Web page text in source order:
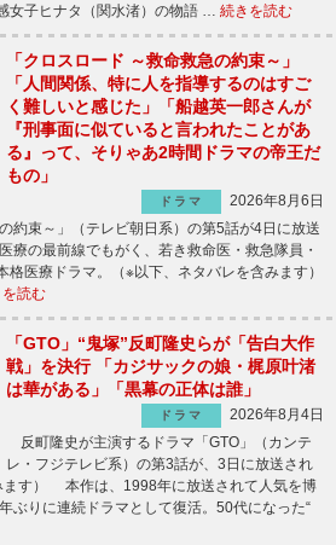
女子ヒナタ（関水渚）の物語 … 続きを読む
「クロスロード ～救命救急の約束～」
「人間関係、特に人を指導するのはすご
く難しいと感じた」「船越英一郎さんが
『刑事面に似ていると言われたことがあ
る』って、そりゃあ2時間ドラマの帝王だ
もの」
ドラマ
2026年8月6日
約束～」（テレビ朝日系）の第5話が4日に放送
の最前線でもがく、若き救命医・救急隊員・
医療ドラマ。（※以下、ネタバレを含みます）
読む
「GTO」“鬼塚”反町隆史らが「告白大作
戦」を決行 「カジサックの娘・梶原叶渚
は華がある」「黒幕の正体は誰」
ドラマ
2026年8月4日
反町隆史が主演するドラマ「GTO」（カンテ
レ・フジテレビ系）の第3話が、3日に放送され
ます） 本作は、1998年に放送されて人気を博
ぶりに連続ドラマとして復活。50代になった“